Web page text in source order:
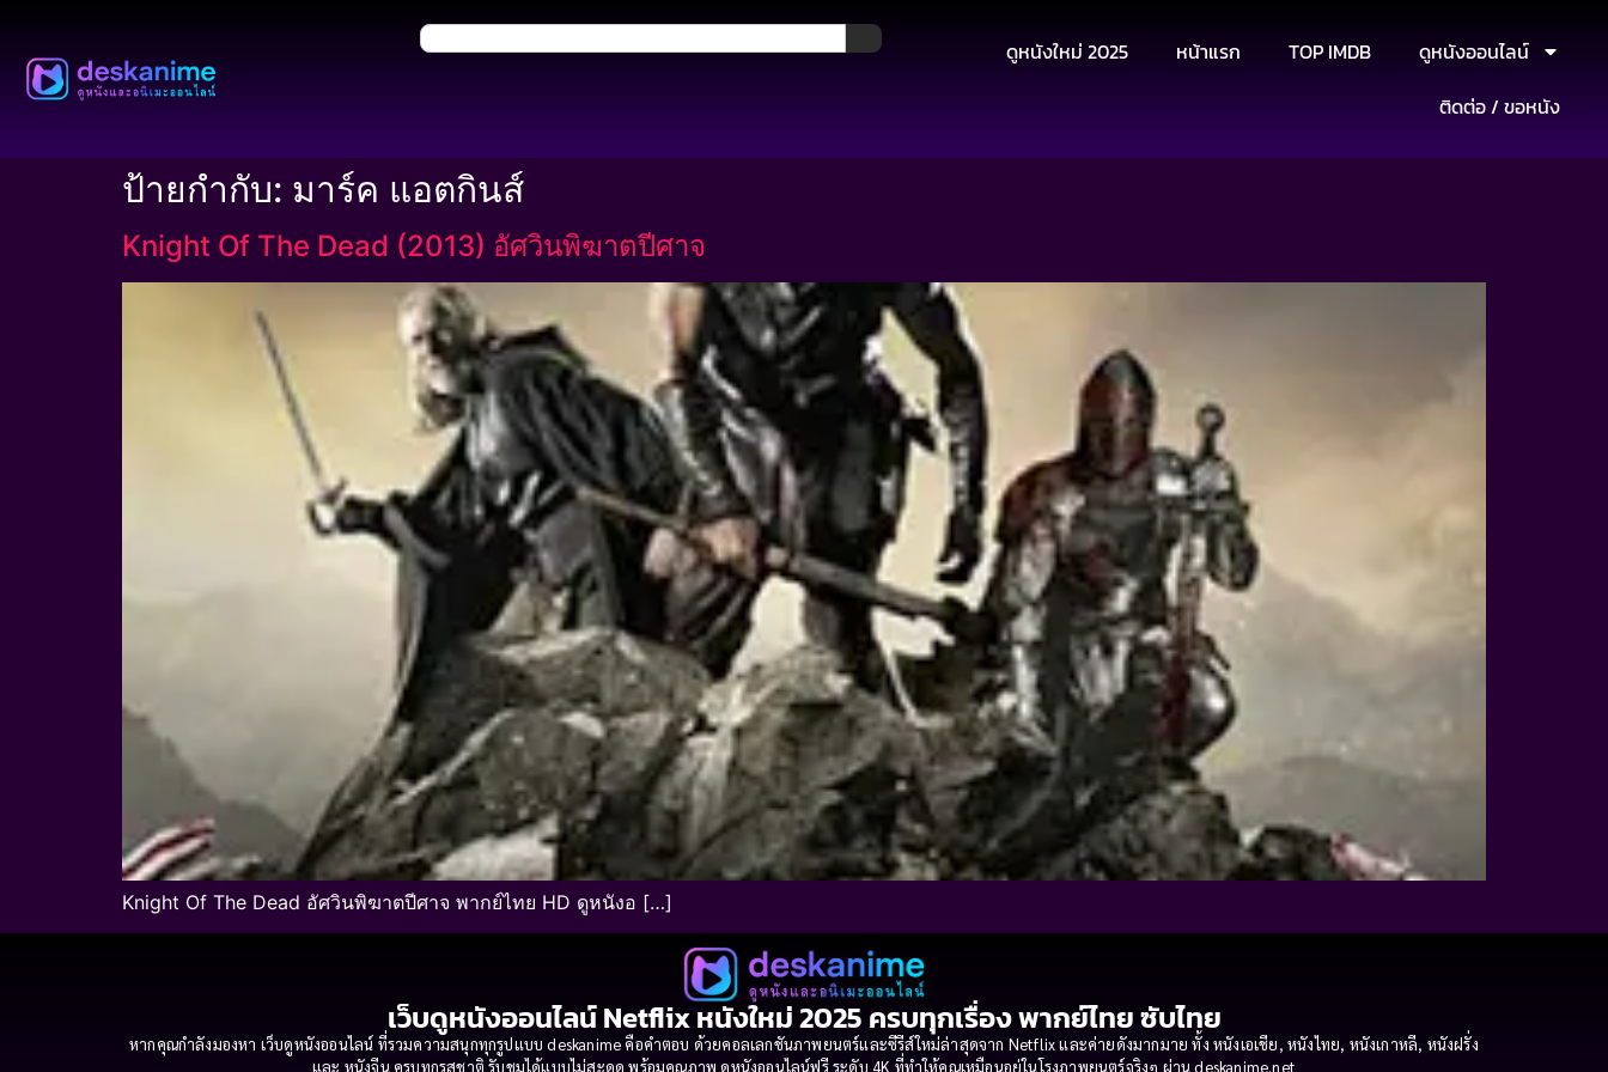
ดูหนังใหม่ 2025 หน้าแรก TOP IMDB
ดูหนังออนไลน์
ติดต่อ / ขอหนัง
ป้ายกำกับ: มาร์ค แอตกินส์
Knight Of The Dead (2013) อัศวินพิฆาตปีศาจ
Knight Of The Dead อัศวินพิฆาตปีศาจ พากย์ไทย HD ดูหนังอ […]
เว็บดูหนังออนไลน์ Netflix หนังใหม่ 2025 ครบทุกเรื่อง พากย์ไทย ซับไทย
หากคุณกำลังมองหา เว็บดูหนังออนไลน์ ที่รวมความสนุกทุกรูปแบบ deskanime คือคำตอบ ด้วยคอลเลกชันภาพยนตร์และซีรีส์ใหม่ล่าสุดจาก Netflix และค่ายดังมากมาย ทั้ง หนังเอเชีย, หนังไทย, หนังเกาหลี, หนังฝรั่ง
และ หนังจีน ครบทุกรสชาติ รับชมได้แบบไม่สะดุด พร้อมคุณภาพ ดูหนังออนไลน์ฟรี ระดับ 4K ที่ทำให้คุณเหมือนอยู่ในโรงภาพยนตร์จริงๆ ผ่าน deskanime.net